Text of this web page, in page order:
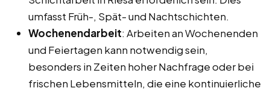
umfasst Früh-, Spät- und Nachtschichten.
Wochenendarbeit: Arbeiten an Wochenenden
und Feiertagen kann notwendig sein,
besonders in Zeiten hoher Nachfrage oder bei
frischen Lebensmitteln, die eine kontinuierliche